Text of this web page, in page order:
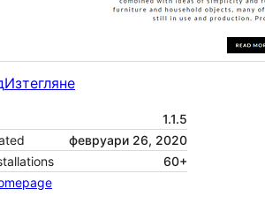
Изтегляне
1.1.5
февруари 26, 2020
60+